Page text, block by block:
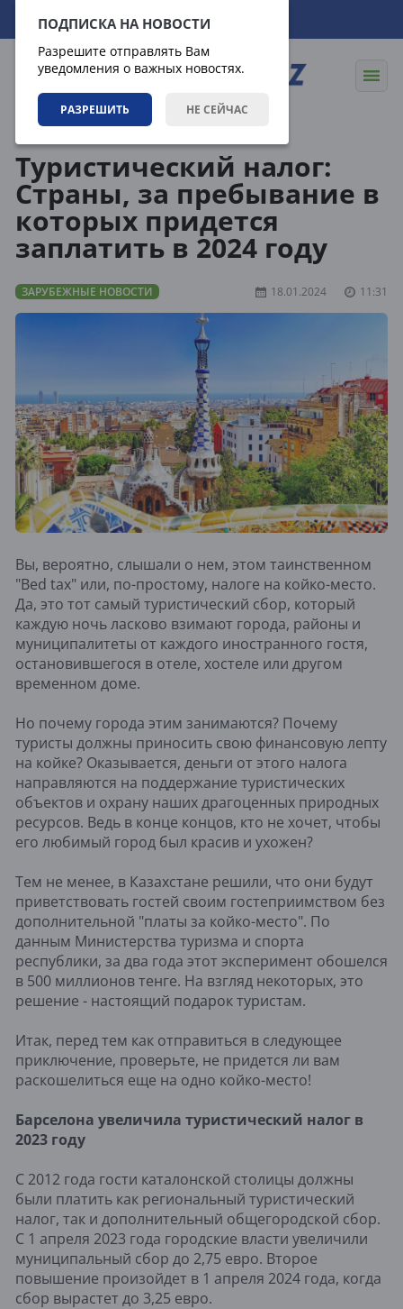
ПОДПИСКА НА НОВОСТИ
Разрешите отправлять Вам
уведомления о важных новостях.
РАЗРЕШИТЬ НЕ СЕЙЧАС
08.08.2026 11:50:24
Туристический налог:
Страны, за пребывание в
которых придется
заплатить в 2024 году
ЗАРУБЕЖНЫЕ НОВОСТИ 18.01.2024 11:31
Вы, вероятно, слышали о нем, этом таинственном
"Bed tax" или, по-простому, налоге на койко-место.
Да, это тот самый туристический сбор, который
каждую ночь ласково взимают города, районы и
муниципалитеты от каждого иностранного гостя,
остановившегося в отеле, хостеле или другом
временном доме.
Но почему города этим занимаются? Почему
туристы должны приносить свою финансовую лепту
на койке? Оказывается, деньги от этого налога
направляются на поддержание туристических
объектов и охрану наших драгоценных природных
ресурсов. Ведь в конце концов, кто не хочет, чтобы
его любимый город был красив и ухожен?
Тем не менее, в Казахстане решили, что они будут
приветствовать гостей своим гостеприимством без
дополнительной "платы за койко-место". По
данным Министерства туризма и спорта
республики, за два года этот эксперимент обошелся
в 500 миллионов тенге. На взгляд некоторых, это
решение - настоящий подарок туристам.
Итак, перед тем как отправиться в следующее
приключение, проверьте, не придется ли вам
раскошелиться еще на одно койко-место!
Барселона увеличила туристический налог в
2023 году
С 2012 года гости каталонской столицы должны
были платить как региональный туристический
налог, так и дополнительный общегородской сбор.
С 1 апреля 2023 года городские власти увеличили
муниципальный сбор до 2,75 евро. Второе
повышение произойдет в 1 апреля 2024 года, когда
сбор вырастет до 3,25 евро.